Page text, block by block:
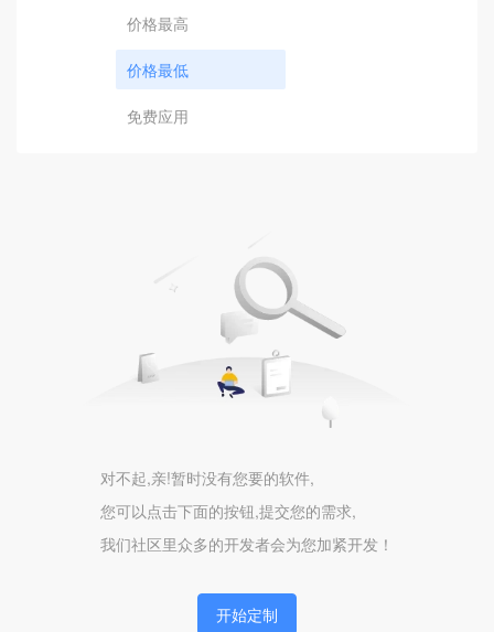
价格最高
价格最低
免费应用
对不起,亲!暂时没有您要的软件,
您可以点击下面的按钮,提交您的需求,
我们社区里众多的开发者会为您加紧开发！
开始定制